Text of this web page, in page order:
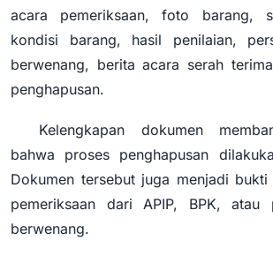
acara pemeriksaan, foto barang,
kondisi barang, hasil penilaian,
berwenang, berita acara serah
penghapusan.
Kelengkapan dokumen
bahwa proses penghapusan
Dokumen tersebut juga menjadi
pemeriksaan dari APIP, BPK,
berwenang.